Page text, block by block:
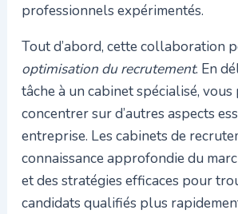
professionnels expérimentés.
Tout d’abord, cette collaboration
optimisation du recrutement. En
tâche à un cabinet spécialisé, vous
concentrer sur d’autres aspects
entreprise. Les cabinets de
connaissance approfondie du
et des stratégies efficaces pour
candidats qualifiés plus